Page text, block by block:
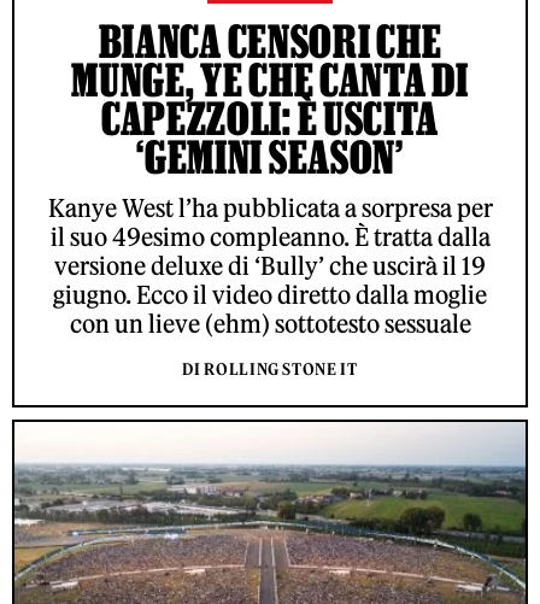
BIANCA CENSORI CHE
MUNGE, YE CHE CANTA DI
CAPEZZOLI: È USCITA
‘GEMINI SEASON’
Kanye West l’ha pubblicata a sorpresa per
il suo 49esimo compleanno. È tratta dalla
versione deluxe di ‘Bully’ che uscirà il 19
giugno. Ecco il video diretto dalla moglie
con un lieve (ehm) sottotesto sessuale
DI ROLLING STONE IT